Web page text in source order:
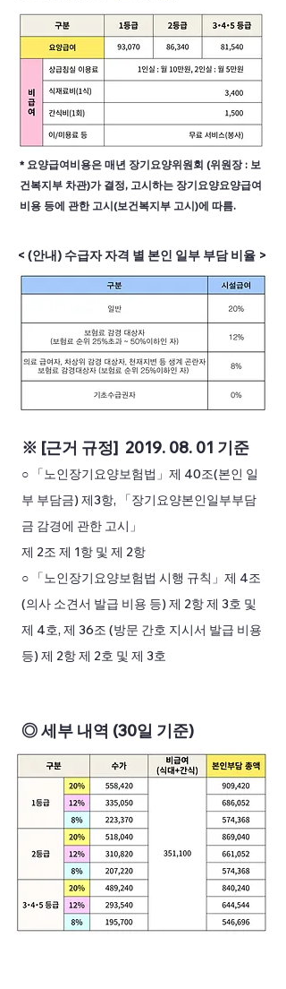
* 요양급여비용은 매년 장기요양위원회 (위원장 : 보
건복지부 차관)가 결정, 고시하는 장기요양요양급여
비용 등에 관한 고시(보건복지부 고시)에 따름.
< (안내) 수급자 자격 별 본인 일부 부담 비율 >
※ [근거 규정] 2019. 08. 01 기준
○ ­「노인장기요양보험법」제 40조(본인 일
부 부담금) 제3항, 「장기요양본인일부부담
금 감경에 관한 고시」
제 2조 제 1항 및 제 2항
○ ­「노인장기요양보험법 시행 규칙」제 4조
(의사 소견서 발급 비용 등) 제 2항 제 3호 및
제 4호, 제 36조 (방문 간호 지시서 발급 비용
등) 제 2항 제 2호 및 제 3호
◎ 세부 내역 (30일 기준)